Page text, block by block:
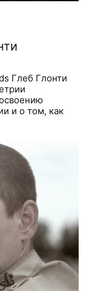
Глеб Глонти
и о том, как